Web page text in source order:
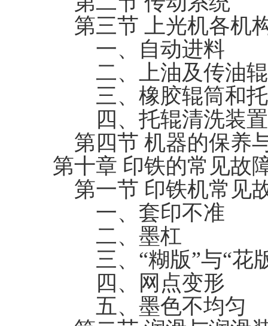
第三节 上光机各机
一、自动进料
二、上油及传油辊
三、橡胶辊筒和
四、托辊清洗装置
第四节 机器的保养
第十章 印铁的常见故
第一节 印铁机常见
一、套印不准
二、墨杠
三、“糊版”与“花
四、网点变形
五、墨色不均匀